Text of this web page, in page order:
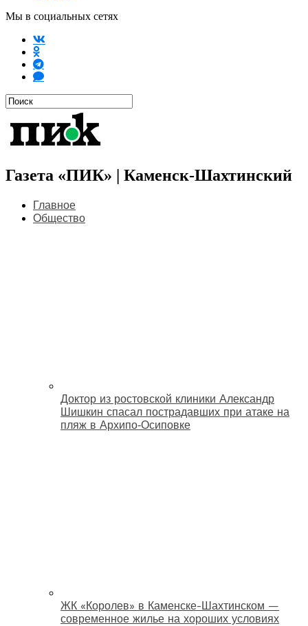
Мы в социальных сетях
Газета «ПИК» | Каменск-Шахтинский
Главное
Общество
Доктор из ростовской клиники Александр
Шишкин спасал пострадавших при атаке на
пляж в Архипо‑Осиповке
ЖК «Королев» в Каменске-Шахтинском —
современное жилье на хороших условиях